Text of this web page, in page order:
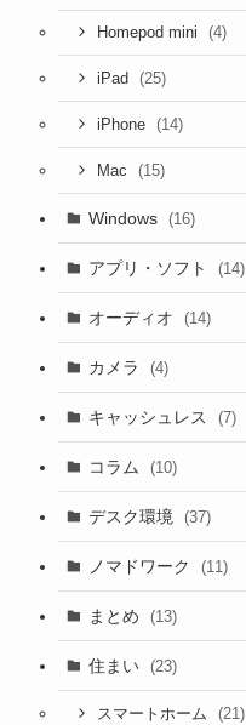
Homepod mini (4)
iPad (25)
iPhone (14)
Mac (15)
Windows (16)
アプリ・ソフト (14)
オーディオ (14)
カメラ (4)
キャッシュレス (7)
コラム (10)
デスク環境 (37)
ノマドワーク (11)
まとめ (13)
住まい (23)
スマートホーム (21)